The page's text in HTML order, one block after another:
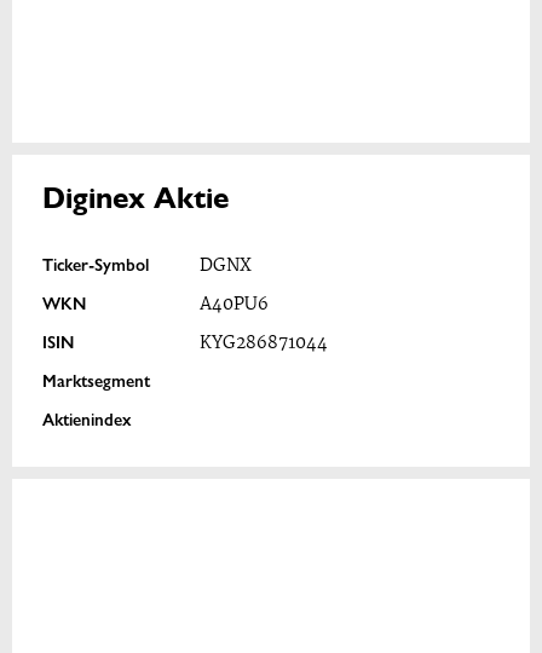
Diginex Aktie
Ticker-Symbol DGNX
WKN A40PU6
ISIN KYG286871044
Marktsegment
Aktienindex